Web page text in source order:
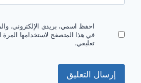
احفظ اسمي، بريدي الإلكتروني،
في هذا المتصفح لاستخدامها المرة
تعليقي.